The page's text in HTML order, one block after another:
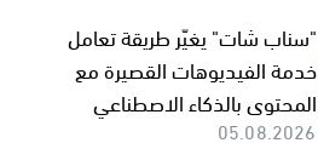
"سناب شات" يغيّر طريقة تعامل
خدمة الفيديوهات القصيرة مع
المحتوى بالذكاء الاصطناعي
05.08.2026